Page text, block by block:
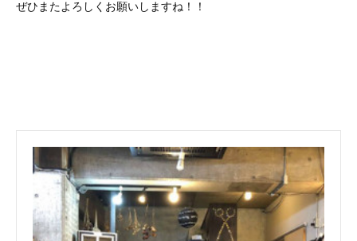
ぜひまたよろしくお願いしますね！！